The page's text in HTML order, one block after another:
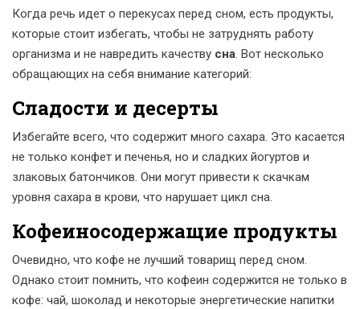
Когда речь идет о перекусах перед сном, есть продукты,
которые стоит избегать, чтобы не затруднять работу
организма и не навредить качеству сна. Вот несколько
обращающих на себя внимание категорий:
Сладости и десерты
Избегайте всего, что содержит много сахара. Это касается
не только конфет и печенья, но и сладких йогуртов и
злаковых батончиков. Они могут привести к скачкам
уровня сахара в крови, что нарушает цикл сна.
Кофеиносодержащие продукты
Очевидно, что кофе не лучший товарищ перед сном.
Однако стоит помнить, что кофеин содержится не только в
кофе: чай, шоколад и некоторые энергетические напитки